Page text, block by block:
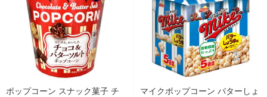
ポップコーン スナック菓子 チ
マイクポップコーン バターしょ